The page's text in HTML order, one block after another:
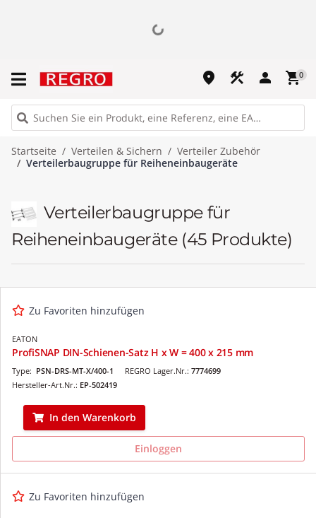
place construction person shopping_cart0
Startseite Verteilen & Sichern
Verteiler Zubehör
Verteilerbaugruppe für Reiheneinbaugeräte
Verteilerbaugruppe für
Reiheneinbaugeräte (45 Produkte)
Zu Favoriten hinzufügen
EATON
ProfiSNAP DIN-Schienen-Satz H x W = 400 x 215 mm
REGRO Lager.Nr.: 7774699
Type: PSN-DRS-MT-X/400-1
Hersteller-Art.Nr.: EP-502419
In den Warenkorb
Einloggen
Zu Favoriten hinzufügen